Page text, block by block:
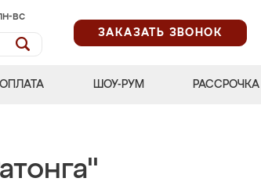
вс
ЗАКАЗАТЬ ЗВОНОК
ШОУ-РУМ РАССРОЧКА